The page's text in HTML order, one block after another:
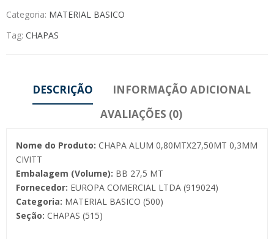
Categoria: MATERIAL BASICO
Tag: CHAPAS
DESCRIÇÃO
INFORMAÇÃO ADICIONAL
AVALIAÇÕES (0)
Nome do Produto: CHAPA ALUM 0,80MTX27,50MT 0,3MM
CIVITT
Embalagem (Volume): BB 27,5 MT
Fornecedor: EUROPA COMERCIAL LTDA (919024)
Categoria: MATERIAL BASICO (500)
Seção: CHAPAS (515)